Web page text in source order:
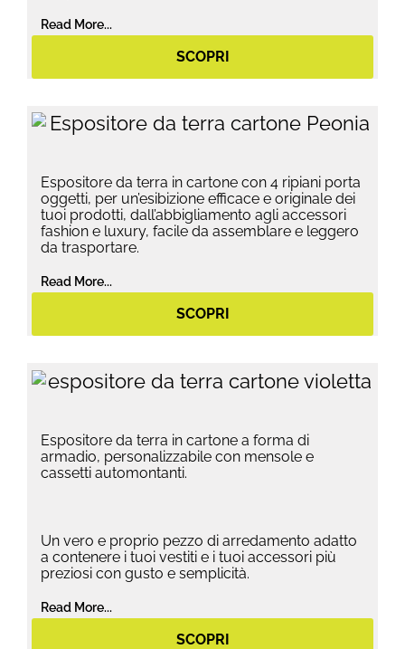
Read More...
SCOPRI
Espositore da terra in cartone con 4 ripiani porta
oggetti, per un’esibizione efficace e originale dei
tuoi prodotti, dall’abbigliamento agli accessori
fashion e luxury, facile da assemblare e leggero
da trasportare.
Read More...
SCOPRI
Espositore da terra in cartone a forma di
armadio, personalizzabile con mensole e
cassetti automontanti.
Un vero e proprio pezzo di arredamento adatto
a contenere i tuoi vestiti e i tuoi accessori più
preziosi con gusto e semplicità.
Read More...
SCOPRI